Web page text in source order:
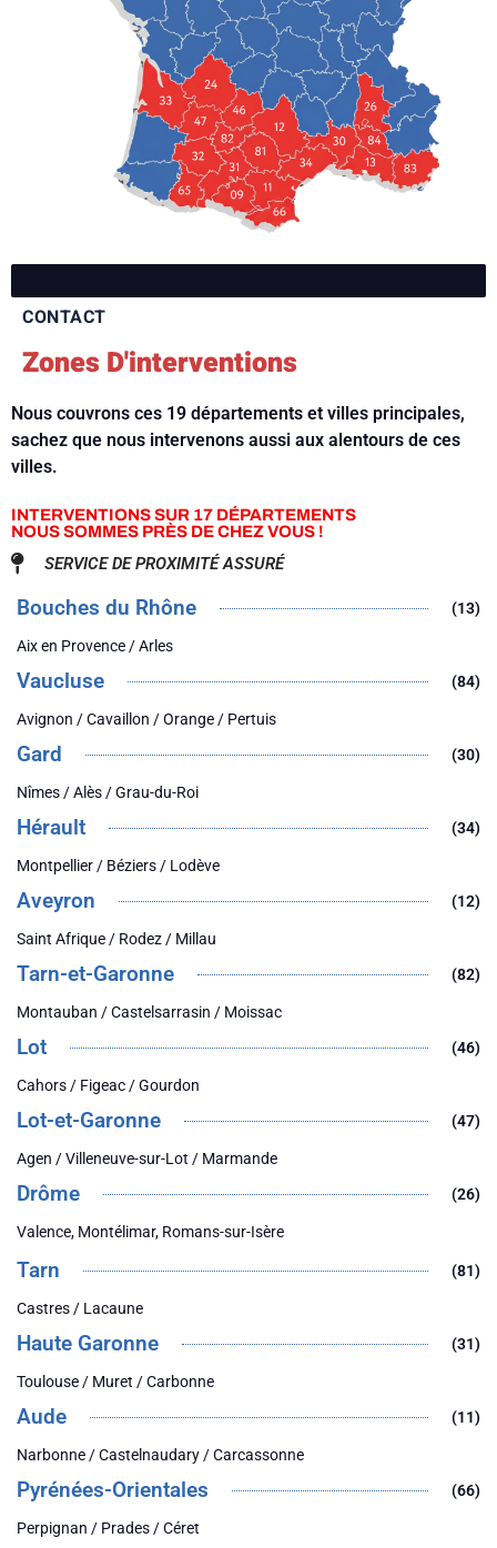
CONTACT
Zones D'interventions
Nous couvrons ces 19 départements et villes principales,
sachez que nous intervenons aussi aux alentours de ces
villes.
INTERVENTIONS SUR 17 DÉPARTEMENTS
NOUS SOMMES PRÈS DE CHEZ VOUS !
SERVICE DE PROXIMITÉ ASSURÉ
Bouches du Rhône (13)
Aix en Provence / Arles
Vaucluse (84)
Avignon / Cavaillon / Orange / Pertuis
Gard (30)
Nîmes / Alès / Grau-du-Roi
Hérault (34)
Montpellier / Béziers / Lodève
Aveyron (12)
Saint Afrique / Rodez / Millau
Tarn-et-Garonne (82)
Montauban / Castelsarrasin / Moissac
Lot (46)
Cahors / Figeac / Gourdon
Lot-et-Garonne (47)
Agen / Villeneuve-sur-Lot / Marmande
Drôme (26)
Valence, Montélimar, Romans-sur-Isère
Tarn (81)
Castres / Lacaune
Haute Garonne (31)
Toulouse / Muret / Carbonne
Aude (11)
Narbonne / Castelnaudary / Carcassonne
Pyrénées-Orientales (66)
Perpignan / Prades / Céret